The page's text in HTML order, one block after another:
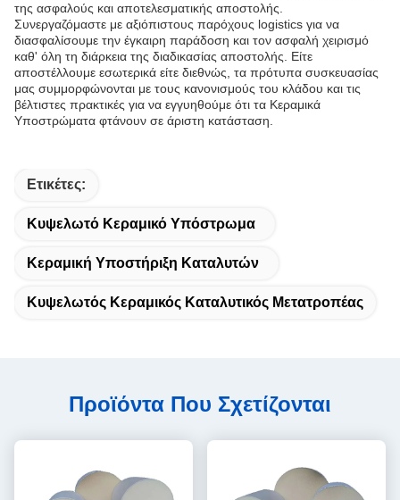
της ασφαλούς και αποτελεσματικής αποστολής.
Συνεργαζόμαστε με αξιόπιστους παρόχους logistics για να
διασφαλίσουμε την έγκαιρη παράδοση και τον ασφαλή χειρισμό
καθ' όλη τη διάρκεια της διαδικασίας αποστολής. Είτε
αποστέλλουμε εσωτερικά είτε διεθνώς, τα πρότυπα συσκευασίας
μας συμμορφώνονται με τους κανονισμούς του κλάδου και τις
βέλτιστες πρακτικές για να εγγυηθούμε ότι τα Κεραμικά
Υποστρώματα φτάνουν σε άριστη κατάσταση.
Ετικέτες:
Κυψελωτό Κεραμικό Υπόστρωμα
Κεραμική Υποστήριξη Καταλυτών
Κυψελωτός Κεραμικός Καταλυτικός Μετατροπέας
Προϊόντα Που Σχετίζονται